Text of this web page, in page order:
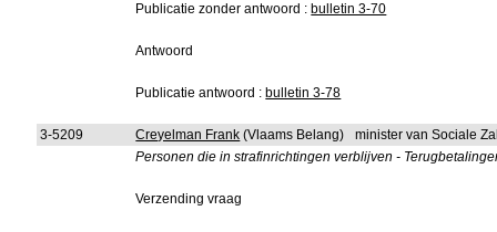
Publicatie zonder antwoord : bulletin 3-70
Antwoord
Publicatie antwoord : bulletin 3-78
3-5209 Creyelman Frank (Vlaams Belang)
minister van Sociale
Personen die in strafinrichtingen verblijven -
Verzending vraag